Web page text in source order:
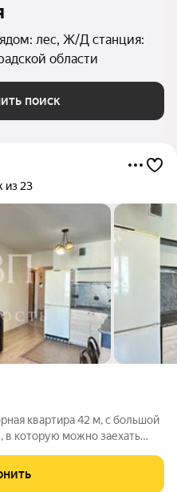
лес, Ж/Д станция:
области
поиск
из 23
квартира 42 м, с большой
в которую можно заехать
всей семьёй и принимать